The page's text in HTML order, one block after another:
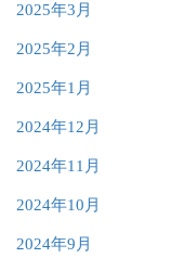
2025年3月
2025年2月
2025年1月
2024年12月
2024年11月
2024年10月
2024年9月